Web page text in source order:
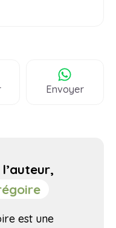
Envoyer
est une